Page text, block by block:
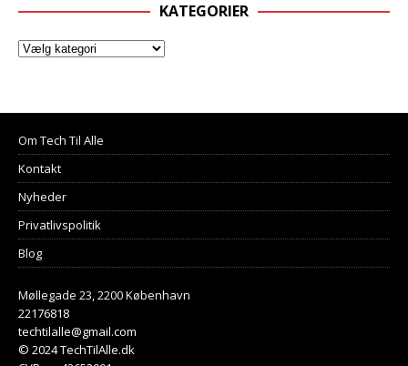
KATEGORIER
Om Tech Til Alle
Kontakt
Nyheder
Privatlivspolitik
Blog
Møllegade 23, 2200 København
22176818
techtilalle@gmail.com
© 2024 TechTilAlle.dk